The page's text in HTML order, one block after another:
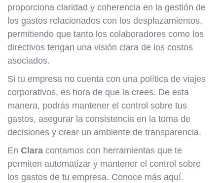
proporciona claridad y coherencia en la gestión de
los gastos relacionados con los desplazamientos,
permitiendo que tanto los colaboradores como los
directivos tengan una visión clara de los costos
asociados.
Si tu empresa no cuenta con una política de viajes
corporativos, es hora de que la crees. De esta
manera, podrás mantener el control sobre tus
gastos, asegurar la consistencia en la toma de
decisiones y crear un ambiente de transparencia.
En Clara contamos con herramientas que te
permiten automatizar y mantener el control sobre
los gastos de tu empresa. Conoce más aquí.